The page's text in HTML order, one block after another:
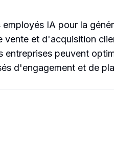
IA pour la
et d'acquisition
peuvent
d'engagement et de